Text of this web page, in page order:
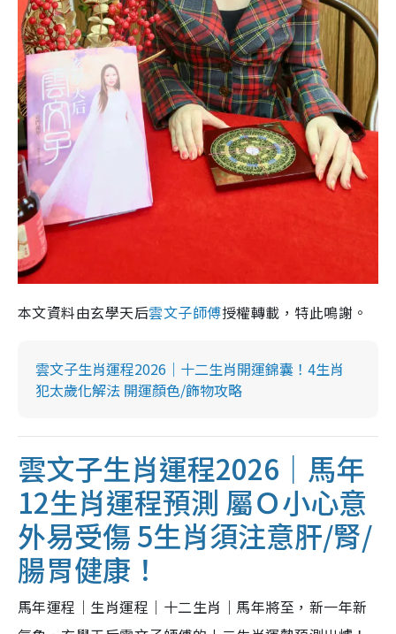
本文資料由玄學天后雲文子師傅授權轉載，特此鳴謝。
雲文子生肖運程2026｜十二生肖開運錦囊！4生肖
犯太歲化解法 開運顏色/飾物攻略
雲文子生肖運程2026｜馬年
12生肖運程預測 屬Ｏ小心意
外易受傷 5生肖須注意肝/腎/
腸胃健康！
馬年運程｜生肖運程｜十二生肖｜馬年將至，新一年新